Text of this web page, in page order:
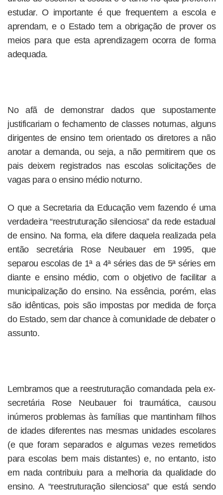
estudar. O importante é que frequentem a escola e
aprendam, e o Estado tem a obrigação de prover os
meios para que esta aprendizagem ocorra de forma
adequada.
No afã de demonstrar dados que supostamente
justificariam o fechamento de classes noturnas, alguns
dirigentes de ensino tem orientado os diretores a não
anotar a demanda, ou seja, a não permitirem que os
pais deixem registrados nas escolas solicitações de
vagas para o ensino médio noturno.
O que a Secretaria da Educação vem fazendo é uma
verdadeira “reestruturação silenciosa” da rede estadual
de ensino. Na forma, ela difere daquela realizada pela
então secretária Rose Neubauer em 1995, que
separou escolas de 1ª a 4ª séries das de 5ª séries em
diante e ensino médio, com o objetivo de facilitar a
municipalização do ensino. Na essência, porém, elas
são idênticas, pois são impostas por medida de força
do Estado, sem dar chance à comunidade de debater o
assunto.
Lembramos que a reestruturação comandada pela ex-
secretária Rose Neubauer foi traumática, causou
inúmeros problemas às famílias que mantinham filhos
de idades diferentes nas mesmas unidades escolares
(e que foram separados e algumas vezes remetidos
para escolas bem mais distantes) e, no entanto, isto
em nada contribuiu para a melhoria da qualidade do
ensino. A “reestruturação silenciosa” que está sendo